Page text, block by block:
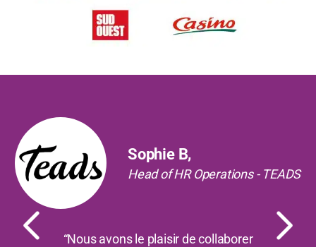
Sophie B,
Head of HR Operations - TEADS
“Nous avons le plaisir de collaborer